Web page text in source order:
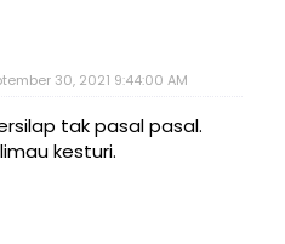
30, 2021 9:44:00 AM
tak pasal pasal.
kesturi.